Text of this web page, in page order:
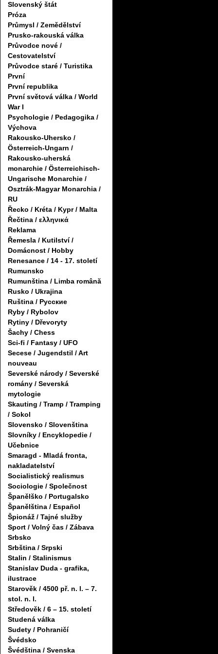
Slovenský štát
Próza
Průmysl / Zemědělství
Prusko-rakouská válka
Průvodce nové /
Cestovatelství
Průvodce staré / Turistika
První
První republika
První světová válka / World
War I
Psychologie / Pedagogika /
Výchova
Rakousko-Uhersko /
Österreich-Ungarn /
Rakousko-uherská
monarchie / Österreichisch-
Ungarische Monarchie /
Osztrák-Magyar Monarchia /
RU
Řecko / Kréta / Kypr / Malta
Řečtina / ελληνικά
Reklama
Řemesla / Kutilství /
Domácnost / Hobby
Renesance / 14 - 17. století
Rumunsko
Rumunština / Limba română
Rusko / Ukrajina
Ruština / Русские
Ryby / Rybolov
Rytiny / Dřevoryty
Šachy / Chess
Sci-fi / Fantasy / UFO
Secese / Jugendstil / Art
nouveau
Severské národy / Severské
romány / Severská
mytologie
Skauting / Tramp / Tramping
/ Sokol
Slovensko / Slovenština
Slovníky / Encyklopedie /
Učebnice
Smaragd - Mladá fronta,
nakladatelství
Socialistický realismus
Sociologie / Společnost
Španělško / Portugalsko
Španělština / Español
Špionáž / Tajné služby
Sport / Volný čas / Zábava
Srbsko
Srbština / Srpski
Stalin / Stalinismus
Stanislav Duda - grafika,
ilustrace
Starověk / 4500 př. n. l. – 7.
stol. n. l.
Středověk / 6 – 15. století
Studená válka
Sudety / Pohraničí
Švédsko
Švédština / Svenska